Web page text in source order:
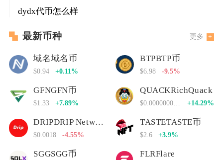
dydx代币怎么样
最新币种 更多
域名域名币
$0.94 +0.11%
BTPBTP币
$6.98 -9.5%
GFNGFN币
$1.33 +7.89%
QUACKRichQuack
+14.29%
DRIPDRIP Network
$0.0018 -4.55%
TASTETASTE币
$2.6 +3.9%
SGGSGG币 FLRFlare